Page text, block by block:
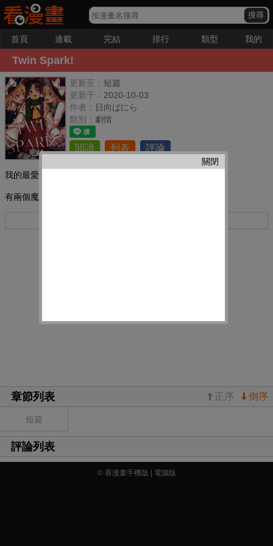
首頁 連載 完結 排行 類型 我的
Twin Spark!
完結
更新至： 短篇
更新于： 2020-10-03
作者： 日向ばにら
類別： 劇情
閱讀 列表 評論
我的最愛：
有兩個魔理沙？！
章節列表 倒序
正序
短篇
評論列表
關閉
© 看漫畫手機版 | 電腦版